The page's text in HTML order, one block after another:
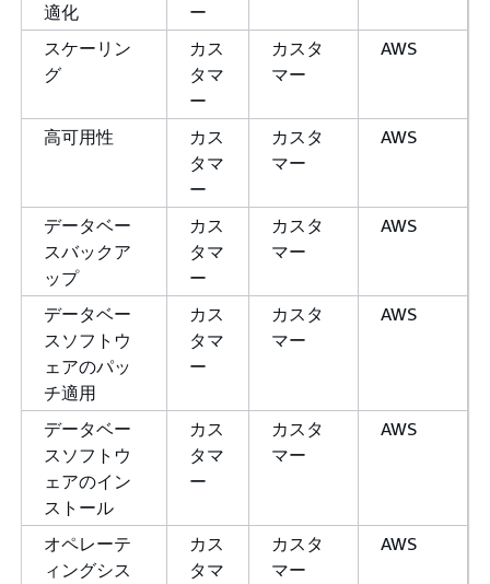
適化
ー
スケーリン
グ
カス
タマ
ー
カスタ
マー
AWS
高可用性
カス
タマ
ー
カスタ
マー
AWS
データベー
スバックア
ップ
カス
タマ
ー
カスタ
マー
AWS
データベー
スソフトウ
ェアのパッ
チ適用
カス
タマ
ー
カスタ
マー
AWS
データベー
スソフトウ
ェアのイン
ストール
カス
タマ
ー
カスタ
マー
AWS
オペレーテ
ィングシス
カス
タマ
カスタ
マー
AWS